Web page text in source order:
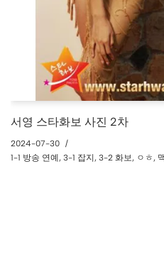
서영 스타화보 사진 2차
2024-07-30
1-1 방송 연예, 3-1 잡지, 3-2 화보, ㅇㅎ ,